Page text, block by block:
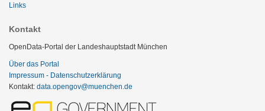
Links
Kontakt
OpenData-Portal der Landeshauptstadt München
Über das Portal
Impressum - Datenschutzerklärung
Kontakt: data.opengov@muenchen.de